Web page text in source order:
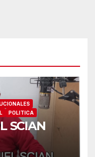
POLITICA
SCIAN